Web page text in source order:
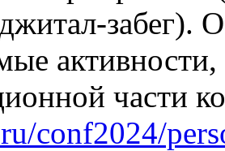
забег).
части
conf2024/